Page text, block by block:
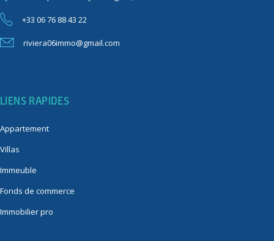
+33 06 76 88 43 22
riviera06immo@gmail.com
LIENS RAPIDES
Appartement
Villas
Immeuble
Fonds de commerce
Immobilier pro